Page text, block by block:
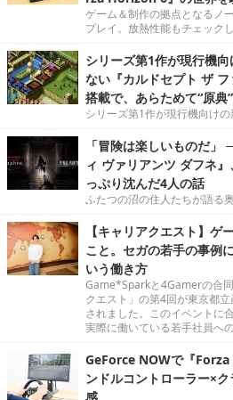
ゲーム＆制作の拠点となるノ
プレイ。放熱性能もチェック
シリーズ第1作が現行機
ない『カルドセプト ザ
搭載で、あらためて“原典
シリーズ第1作が現行機向けの
「冒険は楽しいものだ」
ィ ヴァリアンツ ダフネ
っぷり沈んだ4人の話
ふたつの沼の住人たちが語る奥
【キャリアクエスト】ゲ
こと。セガの若手の事例
いう働き方
Game*Sparkと4Gamerの合
クエスト」の第4回が東京都
されました。このイベントに
実際に働いている若手社員へ
GeForce NOWで『
ンドルコントローラー×